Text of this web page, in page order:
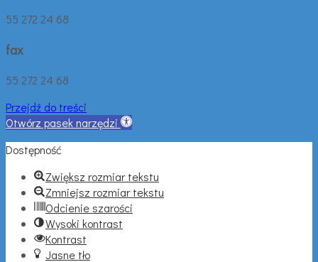
55 272 24 68
fax
55 272 24 68
Przejdź do treści
Otwórz pasek narzędzi
Dostępność
Zwiększ rozmiar tekstu
Zmniejsz rozmiar tekstu
Odcienie szarości
Wysoki kontrast
Kontrast
Jasne tło